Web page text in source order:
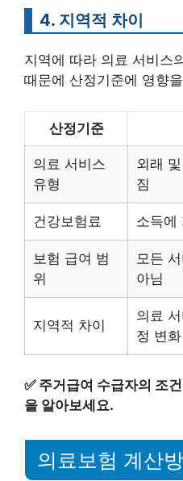
4. 지역적 차이
지역에 따라 의료 서비스
때문에 산정기준에 영향
산정기준
의료 서비스
유형
외래
짐
건강보험료 소득에
보험 급여 범
위
모든
아님
지역적 차이
의료
정 변화
✅ 주거급여 수급자의 조
을 알아보세요.
의료보험 계산